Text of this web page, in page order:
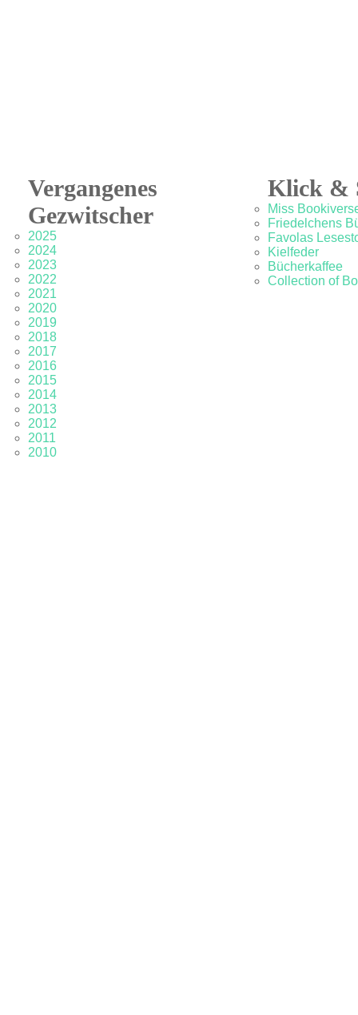
Vergangenes
Gezwitscher
2025
2024
2023
2022
2021
2020
2019
2018
2017
2016
2015
2014
2013
2012
2011
2010
Klick &
Miss
Friedelchens
Favolas
Kielfeder
Bücherkaffee
Collection of